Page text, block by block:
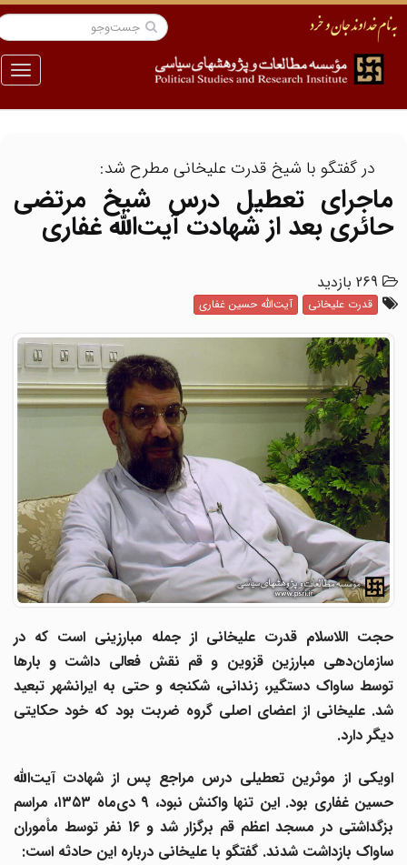
منو
در گفتگو با شیخ قدرت علیخانی مطرح شد:
ماجرای تعطیل درس شیخ مرتضی
حائری بعد از شهادت آیت‌الله غفاری
269 بازدید
قدرت علیخانی آیت‌الله حسین غفاری
حجت اللاسلام قدرت علیخانی از جمله مبارزینی است که در
سازمان‌دهی مبارزین قزوین و قم نقش فعالی داشت و بارها
توسط ساواک دستگیر، زندانی، شکنجه و حتی به ایرانشهر تبعید
شد. علیخانی از اعضای اصلی گروه ضربت بود که خود حکایتی
دیگر دارد.
اویکی از موثرین تعطیلی درس مراجع پس از شهادت آیت‌الله
حسین غفاری بود. این تنها واکنش نبود، 9 دی‌ماه ۱۳۵۳، مراسم
بزگداشتی در مسجد اعظم قم برگزار شد و 16 نفر توسط مأموران
ساواک بازداشت شدند. گفتگو با علیخانی درباره این حادثه است: